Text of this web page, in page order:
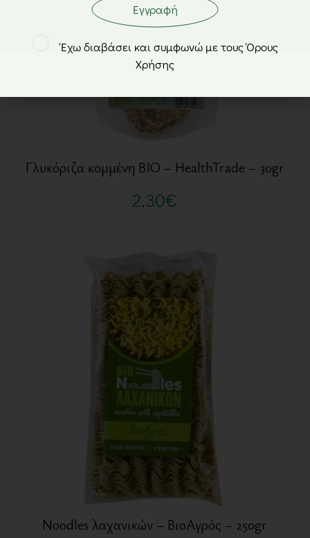
Γλυκόριζα κομμένη BIO – HealthTrade – 30gr
2,30€
Noodles λαχανικών – ΒιοΑγρός – 250gr
Εγγραφή
Έχω διαβάσει και συμφωνώ με τους Όρους
Χρήσης